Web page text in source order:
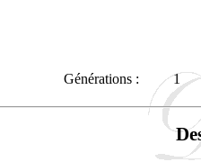
Générations : 1